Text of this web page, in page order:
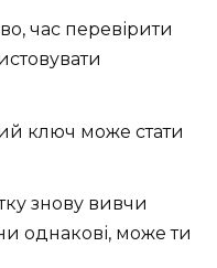
час перевірити
ключ може стати
знову вивчи
однакові, може ти